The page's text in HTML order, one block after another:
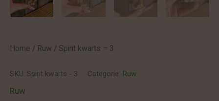
Home / Ruw / Spirit kwarts – 3
SKU: Spirit kwarts - 3 Categorie: Ruw
Ruw